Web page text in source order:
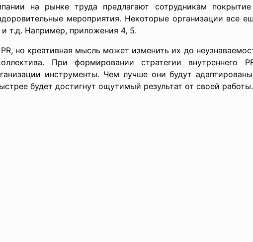
на рынке труда предлагают сотрудникам
мероприятия. Некоторые организации все
и т.д. Например, приложения 4, 5.
но креативная мысль может изменить их до
При формировании стратегии внутреннего
инструменты. Чем лучше они будут
будет достигнут ощутимый результат от своей работы.